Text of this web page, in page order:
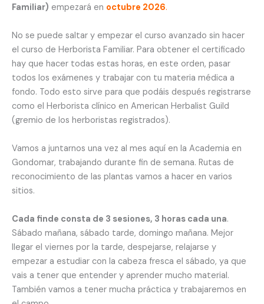
Familiar) empezará en octubre 2026.
No se puede saltar y empezar el curso avanzado sin hacer
el curso de Herborista Familiar. Para obtener el certificado
hay que hacer todas estas horas, en este orden, pasar
todos los exámenes y trabajar con tu materia médica a
fondo. Todo esto sirve para que podáis después registrarse
como el Herborista clínico en American Herbalist Guild
(gremio de los herboristas registrados).
Vamos a juntarnos una vez al mes aquí en la Academia en
Gondomar, trabajando durante fin de semana. Rutas de
reconocimiento de las plantas vamos a hacer en varios
sitios.
Cada finde consta de 3 sesiones, 3 horas cada una.
Sábado mañana, sábado tarde, domingo mañana. Mejor
llegar el viernes por la tarde, despejarse, relajarse y
empezar a estudiar con la cabeza fresca el sábado, ya que
vais a tener que entender y aprender mucho material.
También vamos a tener mucha práctica y trabajaremos en